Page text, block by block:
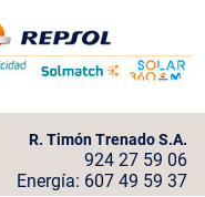
R. Timón Trenado S.A.
924 27 59 06
Energía: 607 49 59 37